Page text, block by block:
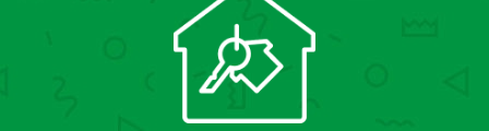
w odległości 80 m do Plant Krakowskich i 450 m od
Rynku Głównego. Bliskość węzła komunikacyjnego
Stary Kleparz zapewnia bezproblemowy dostęp w